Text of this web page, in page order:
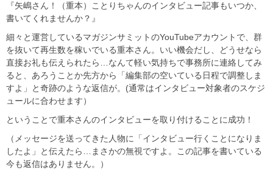
『矢嶋さん！（重本）ことりちゃんのインタビュー記事もいつか、
書いてくれませんか？』
細々と運営しているマガジンサミットのYouTubeアカウントで、群
を抜いて再生数を稼いでいる重本さん。いい機会だし、どうせなら
直接お礼も伝えられたら…なんて軽い気持ちで事務所に連絡してみ
ると、あろうことか先方から「編集部の空いている日程で調整しま
すよ」と奇跡のような返信が。(通常はインタビュー対象者のスケジ
ュールに合わせます）
ということで重本さんのインタビューを取り付けることに成功！
（メッセージを送ってきた人物に「インタビュー行くことになりま
したよ」と伝えたら…まさかの無視ですよ。この記事を書いている
今も返信はありません。）